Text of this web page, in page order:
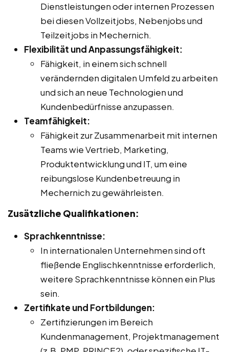
Dienstleistungen oder internen Prozessen
bei diesen Vollzeitjobs, Nebenjobs und
Teilzeitjobs in Mechernich.
Flexibilität und Anpassungsfähigkeit:
Fähigkeit, in einem sich schnell
verändernden digitalen Umfeld zu arbeiten
und sich an neue Technologien und
Kundenbedürfnisse anzupassen.
Teamfähigkeit:
Fähigkeit zur Zusammenarbeit mit internen
Teams wie Vertrieb, Marketing,
Produktentwicklung und IT, um eine
reibungslose Kundenbetreuung in
Mechernich zu gewährleisten.
Zusätzliche Qualifikationen:
Sprachkenntnisse:
In internationalen Unternehmen sind oft
fließende Englischkenntnisse erforderlich,
weitere Sprachkenntnisse können ein Plus
sein.
Zertifikate und Fortbildungen:
Zertifizierungen im Bereich
Kundenmanagement, Projektmanagement